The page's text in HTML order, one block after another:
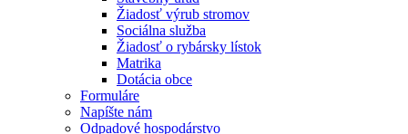
Žiadosť výrub stromov
Sociálna služba
Žiadosť o rybársky lístok
Matrika
Dotácia obce
Formuláre
Napíšte nám
Odpadové hospodárstvo